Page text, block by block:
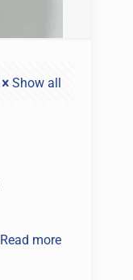
Show all
Read more